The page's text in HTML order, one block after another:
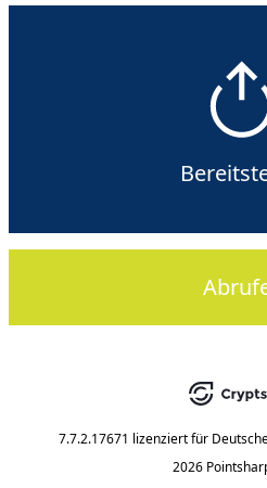
7.7.2.17671 lizenziert für
2026